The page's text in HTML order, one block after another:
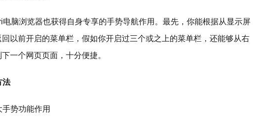
电脑浏览器也获得自身专享的手势导航作用。最先，你能根据从显示屏
以前开启的菜单栏，假如你开启过三个或之上的菜单栏，还能够从右
一个网页页面，十分便捷。
法